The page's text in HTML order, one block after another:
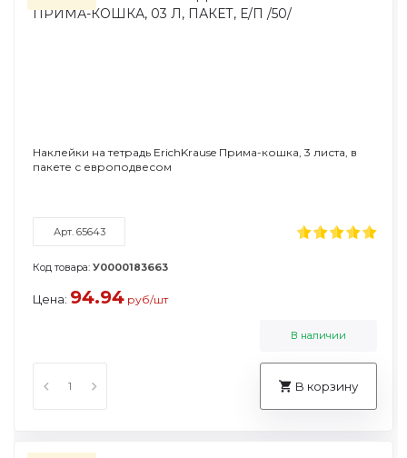
Наклейки на тетрадь ErichKrause Прима-кошка, 3 листа, в
пакете с европодвесом
Арт. 65643
Код товара: У0000183663
Цена: 94.94 руб/шт
В наличии
В корзину